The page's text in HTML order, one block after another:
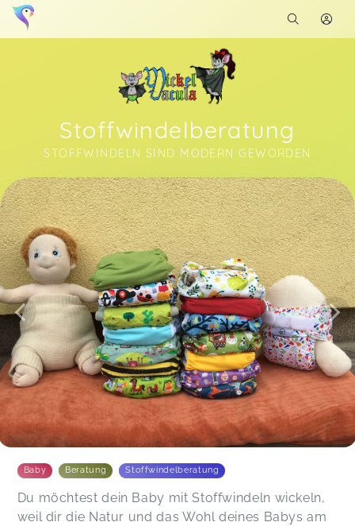
Stoffwindelberatung
STOFFWINDELN SIND MODERN GEWORDEN
Soon you will learn more about me here...
Baby Beratung Stoffwindelberatung
Du möchtest dein Baby mit Stoffwindeln wickeln,
weil dir die Natur und das Wohl deines Babys am